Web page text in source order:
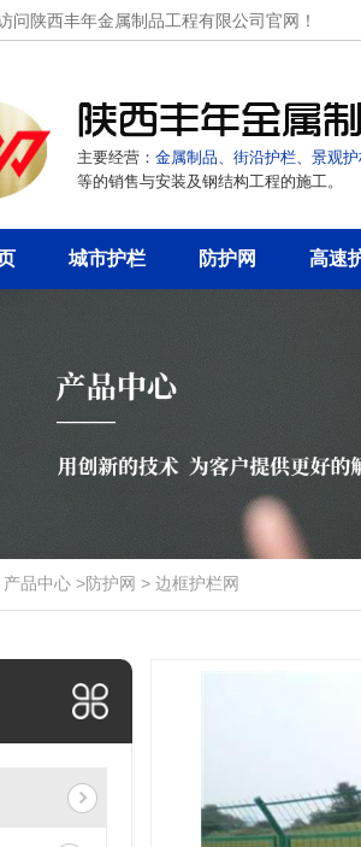
问陕西丰年金属制品工程有限公司官网！
主要经营： 金属制品、街沿护栏、景观
等的销售与安装及钢结构工程的施工。
城市护栏 防护网 高速
产品中心 >防护网 > 边框护栏网